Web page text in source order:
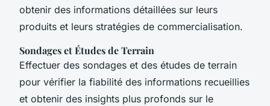
obtenir des informations détaillées sur leurs
produits et leurs stratégies de commercialisation.
Sondages et Études de Terrain
Effectuer des sondages et des études de terrain
pour vérifier la fiabilité des informations recueillies
et obtenir des insights plus profonds sur le